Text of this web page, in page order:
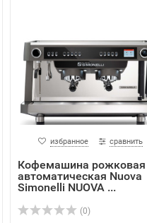
избранное сравнить
Кофемашина рожковая
автоматическая Nuova
Simonelli NUOVA ...
(0)